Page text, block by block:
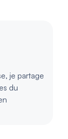
je partage
du